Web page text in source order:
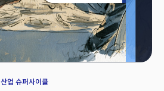
산업 슈퍼사이클